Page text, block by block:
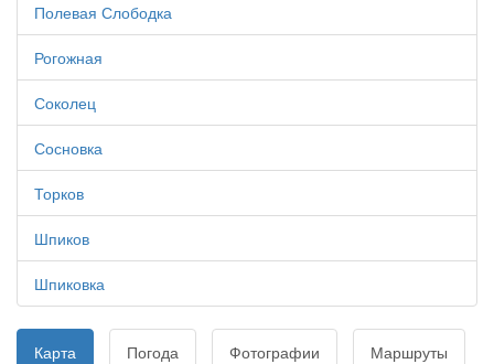
Полевая Слободка
Рогожная
Соколец
Сосновка
Торков
Шпиков
Шпиковка
Карта Погода Фотографии Маршруты